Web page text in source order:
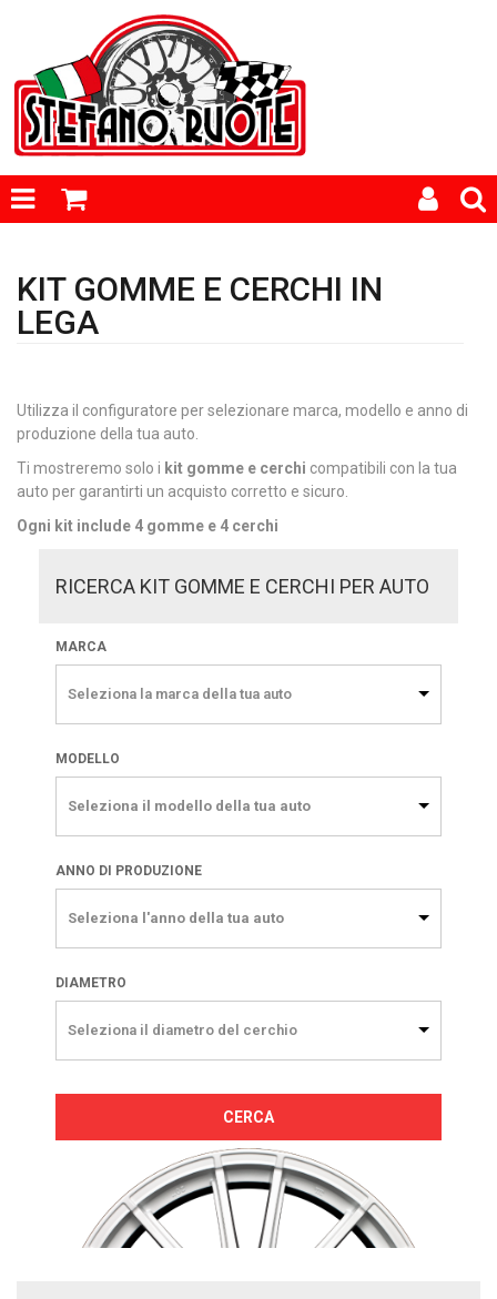
KIT GOMME E CERCHI IN
LEGA
Utilizza il configuratore per selezionare marca, modello e anno di
produzione della tua auto.
Ti mostreremo solo i kit gomme e cerchi compatibili con la tua
auto per garantirti un acquisto corretto e sicuro.
Ogni kit include 4 gomme e 4 cerchi
RICERCA KIT GOMME E CERCHI PER AUTO
MARCA
Seleziona la marca della tua auto
MODELLO
Seleziona il modello della tua auto
ANNO DI PRODUZIONE
Seleziona l'anno della tua auto
DIAMETRO
Seleziona il diametro del cerchio
CERCA